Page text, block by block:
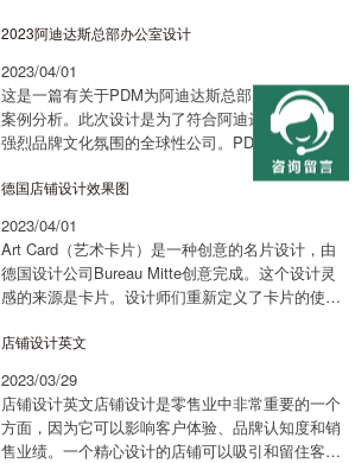
间规划等。一般来说，店铺设计效果图是设计师
2023阿迪达斯总部办公室设计
2023/04/01
这是一篇有关于PDM为阿迪达斯总部店铺设计的
案例分析。此次设计是为了符合阿迪达斯这一具有
强烈品牌文化氛围的全球性公司。PDM在设计中
应用了一些小的设计细节来传达阿迪达斯的品牌理
念和全球性。他们旨在为员工创造一个引人注
德国店铺设计效果图
2023/04/01
Art Card（艺术卡片）是一种创意的名片设计，由
德国设计公司Bureau Mitte创意完成。这个设计灵
感的来源是卡片。设计师们重新定义了卡片的使用
引起观众的兴趣。Art ...
店铺设计英文
2023/03/29
店铺设计英文店铺设计是零售业中非常重要的一个
方面，因为它可以影响客户体验、品牌认知度和销
售业绩。一个精心设计的店铺可以吸引和留住客